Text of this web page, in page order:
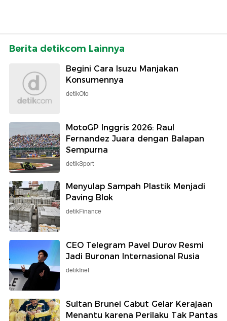
Berita detikcom Lainnya
Begini Cara Isuzu Manjakan
Konsumennya
detikOto
MotoGP Inggris 2026: Raul
Fernandez Juara dengan Balapan
Sempurna
detikSport
Menyulap Sampah Plastik Menjadi
Paving Blok
detikFinance
CEO Telegram Pavel Durov Resmi
Jadi Buronan Internasional Rusia
detikInet
Sultan Brunei Cabut Gelar Kerajaan
Menantu karena Perilaku Tak Pantas